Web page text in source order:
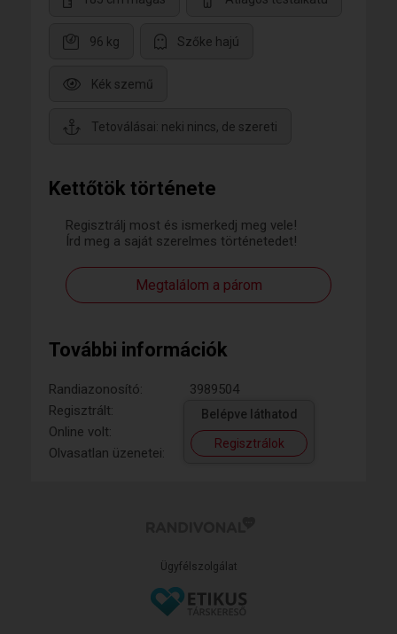
Kettőtök története
Regisztrálj most és ismerkedj meg vele!
Írd meg a saját szerelmes történetedet!
Megtalálom a párom
További információk
Randiazonosító:
3989504
Regisztrált:
Online volt:
Olvasatlan üzenetei:
Belépve láthatod
Regisztrálok
96 kg Szőke hajú
Kék szemű
Tetoválásai: neki nincs, de szereti
Ügyfélszolgálat